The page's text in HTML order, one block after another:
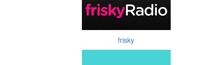
frisky